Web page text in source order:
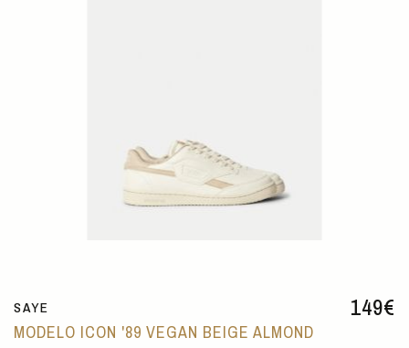
149€
SAYE
MODELO ICON '89 VEGAN BEIGE ALMOND